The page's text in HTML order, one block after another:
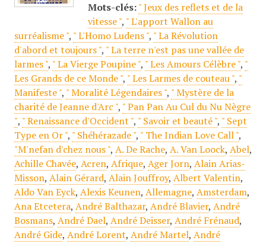
Mots-clés: " Jeux des reflets et de la
vitesse ", " L'apport Wallon au
surréalisme ", " L'Homo Ludens ", " La Révolution
d'abord et toujours ", " La terre n'est pas une vallée de
larmes ", " La Vierge Poupine ", " Les Amours Célèbre ", "
Les Grands de ce Monde ", " Les Larmes de couteau ", "
Manifeste ", " Moralité Légendaires ", " Mystère de la
charité de Jeanne d'Arc ", " Pan Pan Au Cul du Nu Nègre
", " Renaissance d'Occident ", " Savoir et beauté ", " Sept
Type en Or ", " Shéhérazade ", " The Indian Love Call ",
"M'nefan d'chez nous ", A. De Rache, A. Van Loock, Abel,
Achille Chavée, Acren, Afrique, Ager Jorn, Alain Arias-
Misson, Alain Gérard, Alain Jouffroy, Albert Valentin,
Aldo Van Eyck, Alexis Keunen, Allemagne, Amsterdam,
Ana Etcetera, André Balthazar, André Blavier, André
Bosmans, André Dael, André Deisser, André Frénaud,
André Gide, André Lorent, André Martel, André